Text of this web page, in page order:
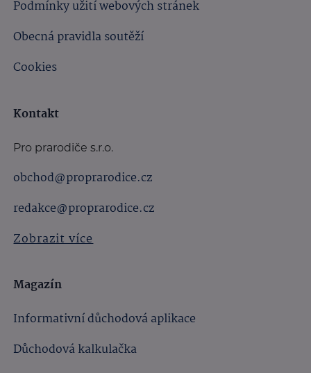
Podmínky užití webových stránek
Obecná pravidla soutěží
Cookies
Kontakt
Pro prarodiče s.r.o.
obchod@proprarodice.cz
redakce@proprarodice.cz
Zobrazit více
Magazín
Informativní důchodová aplikace
Důchodová kalkulačka